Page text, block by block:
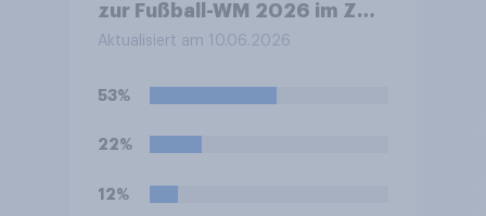
zur Fußball-WM 2026 im ZDF
mit der Eröffnungsfeier ab
und dem anschließenden
Eröffnungsspiel Mexiko
gegen Südafrika. Werden Sie
Abend verfolgen?
Aktualisiert am 10.06.2026
53%
22%
12%